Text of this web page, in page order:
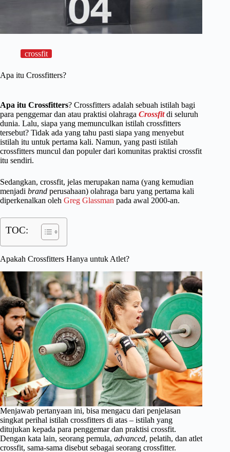
crossfit
Apa itu Crossfitters?
Apa itu Crossfitters? Crossfitters adalah sebuah istilah bagi
para penggemar dan atau praktisi olahraga Crossfitdi seluruh
dunia. Lalu, siapa yang memunculkan istilah crossfitters
tersebut? Tidak ada yang tahu pasti siapa yang menyebut
istilah itu untuk pertama kali. Namun, yang pasti istilah
crossfitters muncul dan populer dari komunitas praktisi crossfit
itu sendiri.
Sedangkan, crossfit, jelas merupakan nama (yang kemudian
menjadi brand perusahaan) olahraga baru yang pertama kali
diperkenalkan oleh Greg Glassman pada awal 2000-an.
TOC:
Apakah Crossfitters Hanya untuk Atlet?
Menjawab pertanyaan ini, bisa mengacu dari penjelasan
singkat perihal istilah crossfitters di atas – istilah yang
ditujukan kepada para penggemar dan praktisi crossfit.
Dengan kata lain, seorang pemula, advanced, pelatih, dan atlet
crossfit, sama-sama disebut sebagai seorang crossfitter.